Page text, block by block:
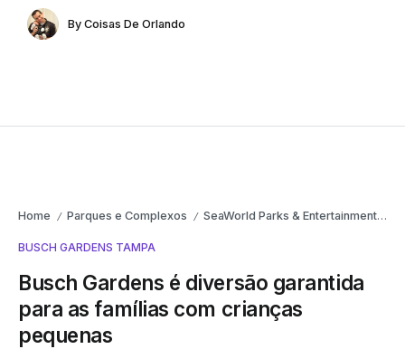
By Coisas De Orlando
Home / Parques e Complexos / SeaWorld Parks & Entertainment /
BUSCH GARDENS TAMPA
Busch Gardens é diversão garantida
para as famílias com crianças
pequenas